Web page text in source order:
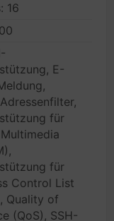
16
E-
für
für
Control List
Quality of
(QoS), SSH-